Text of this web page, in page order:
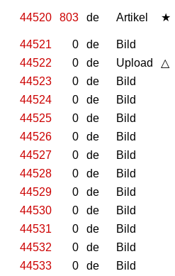
44520 803 de Artikel ★
44521
0 de Bild
44522
0 de Upload △
44523
0 de Bild
44524
0 de Bild
44525
0 de Bild
44526
0 de Bild
44527
0 de Bild
44528
0 de Bild
44529
0 de Bild
44530
0 de Bild
44531
0 de Bild
44532
0 de Bild
44533
0 de Bild